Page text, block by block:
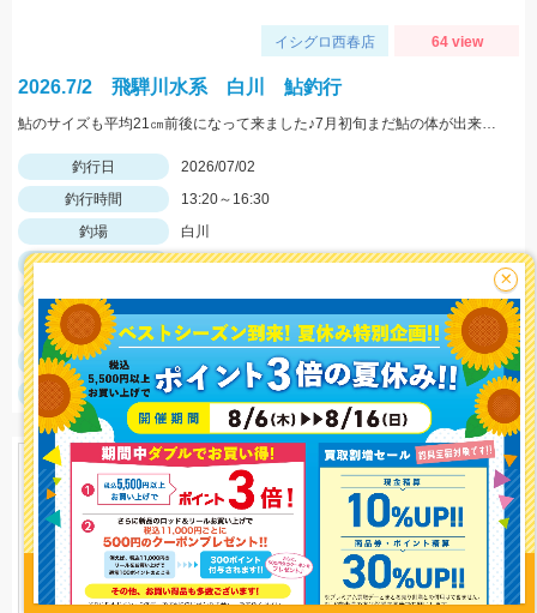
釣り情報を
投稿する
イシグロ西春店 64 view
2026.7/2 飛騨川水系 白川 鮎釣行
鮎のサイズも平均21㎝前後になって来ました♪7月初旬まだ鮎の体が出来上がる少し前で高水の後などで身が柔らかく タメ過ぎると身切れになる為、抜きを早目にしました銀影競技T90(スイッチパーツ85使用)パワータイプにチェンジ今後、釣行に行かれる際はパワータイプの竿も持って行かれる事をおすすめします
釣行日
2026/07/02
釣行時間
13:20～16:30
釣場
白川
ポイント
釣魚
アユ
釣り方
友釣り
釣果
アユ14匹
サイズ
アユ18～21cm
×